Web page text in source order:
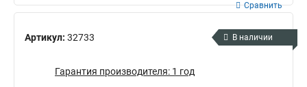
Артикул: 32733
Сравнить
В наличии
Гарантия производителя: 1 год